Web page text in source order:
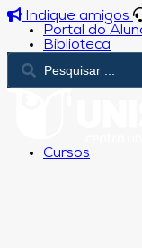
Indique amigos
Portal do
Biblioteca
Cursos